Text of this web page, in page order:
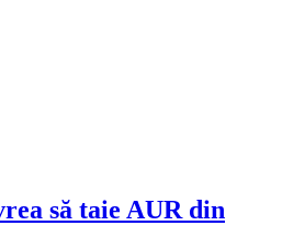
să taie AUR din